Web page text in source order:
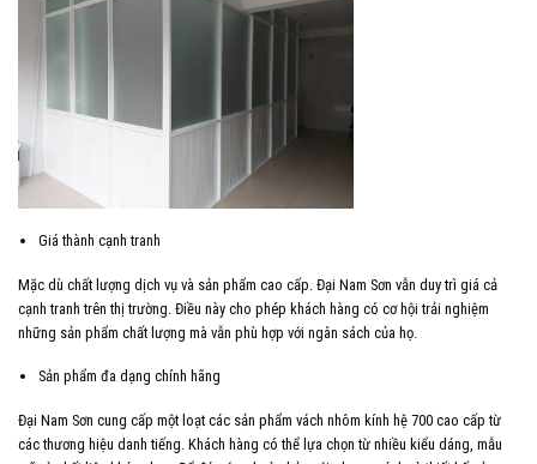
Giá thành cạnh tranh
Mặc dù chất lượng dịch vụ và sản phẩm cao cấp. Đại Nam Sơn vẫn duy trì giá cả
cạnh tranh trên thị trường. Điều này cho phép khách hàng có cơ hội trải nghiệm
những sản phẩm chất lượng mà vẫn phù hợp với ngân sách của họ.
Sản phẩm đa dạng chính hãng
Đại Nam Sơn cung cấp một loạt các sản phẩm vách nhôm kính hệ 700 cao cấp từ
các thương hiệu danh tiếng. Khách hàng có thể lựa chọn từ nhiều kiểu dáng, mẫu